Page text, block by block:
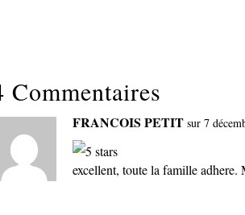
Commentaires
FRANCOIS PETIT sur 7
excellent, toute la famille adhere.